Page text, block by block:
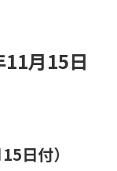
月15日
日付）